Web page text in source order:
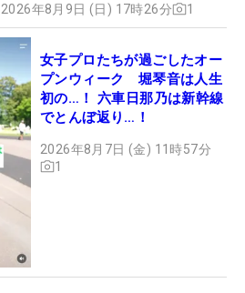
2026年8月9日 (日) 17時26分 1
女子プロたちが過ごしたオー
プンウィーク 堀琴音は人生
初の…！ 六車日那乃は新幹線
でとんぼ返り…！
2026年8月7日 (金) 11時57分
1